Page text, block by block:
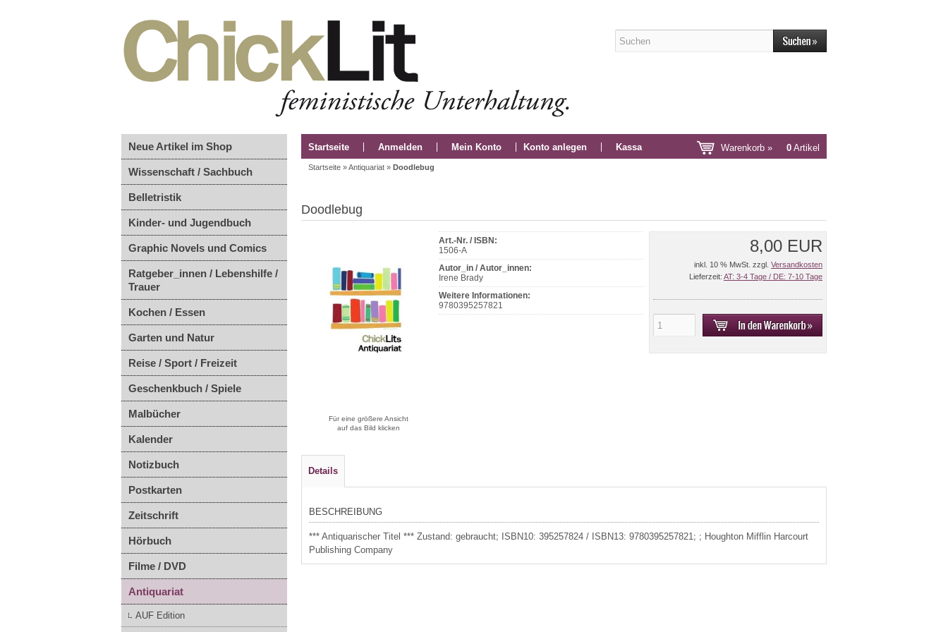
Neue Artikel im Shop
Wissenschaft / Sachbuch
Belletristik
Kinder- und Jugendbuch
Graphic Novels und Comics
Ratgeber_innen / Lebenshilfe /
Trauer
Kochen / Essen
Garten und Natur
Reise / Sport / Freizeit
Geschenkbuch / Spiele
Malbücher
Kalender
Notizbuch
Postkarten
Zeitschrift
Hörbuch
Filme / DVD
Antiquariat
AUF Edition
Startseite Anmelden Mein Konto Konto anlegen Kassa Warenkorb » 0 Artikel
Startseite »Antiquariat » Doodlebug
Doodlebug
Für eine größere Ansicht
auf das Bild klicken
Art.-Nr. / ISBN:
1506-A
Autor_in / Autor_innen:
Irene Brady
Weitere Informationen:
9780395257821
8,00 EUR
inkl. 10 % MwSt. zzgl. Versandkosten
Lieferzeit: AT: 3-4 Tage / DE: 7-10 Tage
Details
BESCHREIBUNG
*** Antiquarischer Titel *** Zustand: gebraucht; ISBN10: 395257824 / ISBN13: 9780395257821; ; Houghton Mifflin Harcourt
Publishing Company